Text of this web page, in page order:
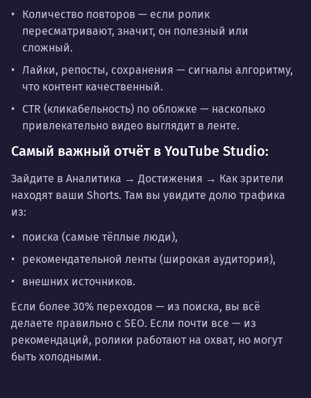
Количество повторов — если ролик
пересматривают, значит, он полезный или
сложный.
Лайки, репосты, сохранения — сигналы алгоритму,
что контент качественный.
CTR (кликабельность) по обложке — насколько
привлекательно видео выглядит в ленте.
Самый важный отчёт в YouTube Studio:
Зайдите в Аналитика → Достижения → Как зрители
находят ваши Shorts. Там вы увидите долю трафика
из:
поиска (самые тёплые люди),
рекомендательной ленты (широкая аудитория),
внешних источников.
Если более 30% переходов — из поиска, вы всё
делаете правильно с SEO. Если почти все — из
рекомендаций, ролики работают на охват, но могут
быть холодными.